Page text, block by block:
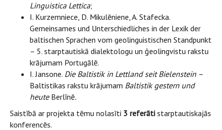
Linguistica Lettica;
I. Kurzemniece, D. Mikulēniene, A. Stafecka.
Gemeinsames und Unterschiedliches in der Lexik der
baltischen Sprachen vom geolinguistischen Standpunkt
– 5. starptautiskā dialektologu un ģeolingvistu rakstu
krājumam Portugālē.
I. Jansone. Die Baltistik in Lettland seit Bielenstein –
Baltistikas rakstu krājumam Baltistik gestern und
heute Berlīnē.
Saistībā ar projekta tēmu nolasīti 3 referāti starptautiskajās
konferencēs.